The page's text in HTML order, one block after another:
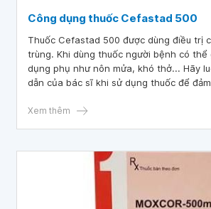
Công dụng thuốc Cefastad 500
Thuốc Cefastad 500 được dùng điều trị
trùng. Khi dùng thuốc người bệnh có thể
dụng phụ như nôn mửa, khó thở... Hãy
dẫn của bác sĩ khi sử dụng thuốc để
Xem thêm